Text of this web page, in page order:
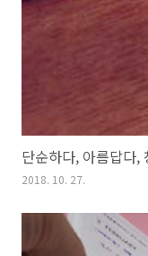
단순하다, 아름답다
2018. 10. 27.